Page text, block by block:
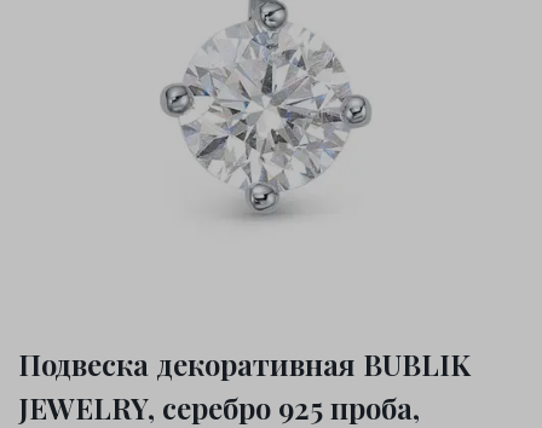
Подвеска декоративная BUBLIK
JEWELRY, серебро 925 проба,